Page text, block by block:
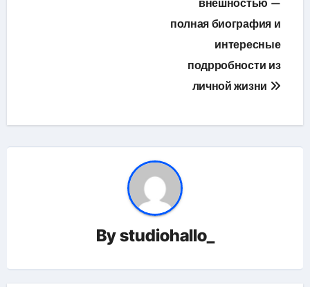
полная биография и
интересные
подрробности из
личной жизни
Bystudiohallo_